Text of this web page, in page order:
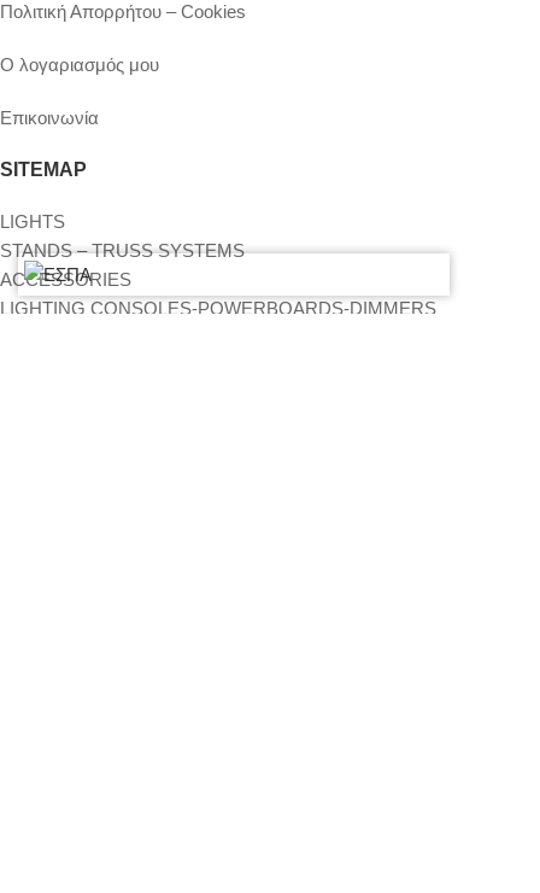
Πολιτική Απορρήτου – Cookies
Ο λογαριασμός μου
Επικοινωνία
SITEMAP
LIGHTS
STANDS – TRUSS SYSTEMS
ACCESSORIES
LIGHTING CONSOLES-POWERBOARDS-DIMMERS